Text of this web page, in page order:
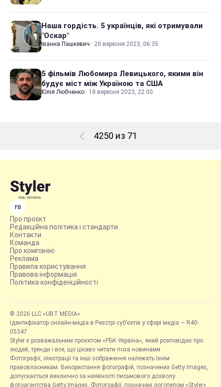
Наша гордість. 5 українців, які отримували
"Оскар"
Іванна Пашкевич · 20 вересня 2023, 06:35
5 фільмів Любомира Левицького, якими він
будує міст між Україною та США
Юлія Любченко · 18 вересня 2023, 22:00
4250 из 71
FB
Про проєкт
Редакційна політика і стандарти
Контакти
Команда
Про компанію
Реклама
Правила користування
Правова інформація
Політика конфіденційності
© 2026 LLC «UBT MEDIA»
Ідентифікатор онлайн-медіа в Реєстрі суб’єктів у сфері медіа — R40-
05347
Styler є розважальним проєктом «РБК-Україна», який розповідає про
людей, тренди і все, що цікаво читати поза новинами.
Фотографії, ілюстрації та інші зображення належать їхнім
правовласникам. Використання фотографій, позначених Getty Images,
допускається виключно за наявності письмового дозволу
фотоагентства Getty Images. Фотографії, позначені логотипом «Styler»